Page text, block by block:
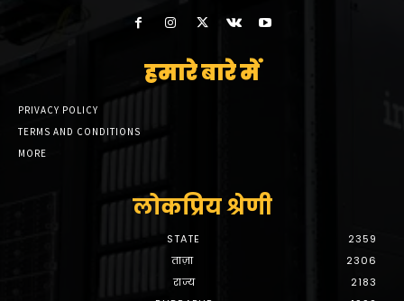
हमारे बारे में
PRIVACY POLICY
TERMS AND CONDITIONS
MORE
लोकप्रिय श्रेणी
STATE
2359
ताज़ा
2306
राज्य
2183